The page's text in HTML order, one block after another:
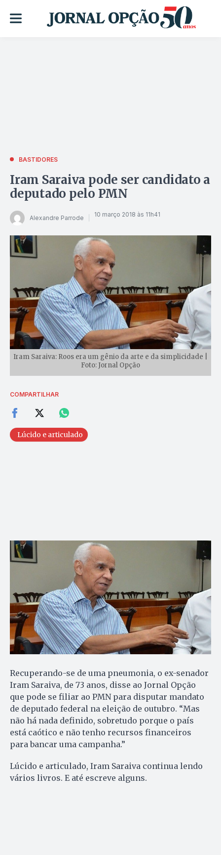
BASTIDORES
Iram Saraiva pode ser candidato a
deputado pelo PMN
Alexandre Parrode 10 março 2018 às 11h41
Iram Saraiva: Roos era um gênio da arte e da simplicidade |
Foto: Jornal Opção
COMPARTILHAR
Lúcido e articulado
Recuperando-se de uma pneumonia, o ex-senador
Iram Saraiva, de 73 anos, disse ao Jornal Opção
que pode se filiar ao PMN para disputar mandato
de deputado federal na eleição de outubro. “Mas
não há nada definido, sobretudo porque o país
está caótico e não tenho recursos financeiros
para bancar uma campanha.”
Lúcido e articulado, Iram Saraiva continua lendo
vários livros. E até escreve alguns.